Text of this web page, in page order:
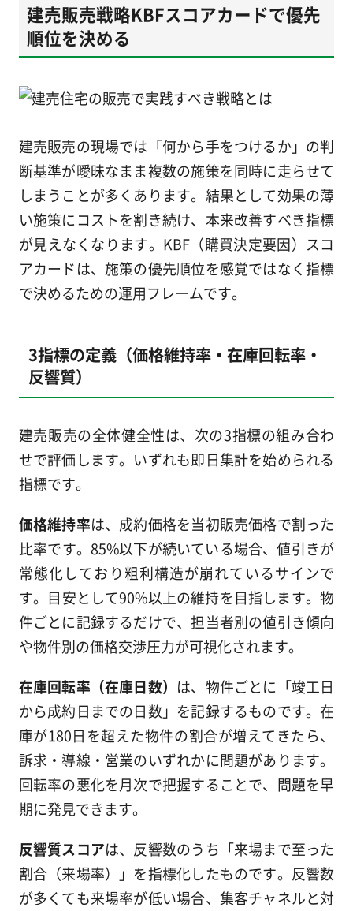
建売販売戦略KBFスコアカードで優先
順位を決める
建売販売の現場では「何から手をつけるか」の判
断基準が曖昧なまま複数の施策を同時に走らせて
しまうことが多くあります。結果として効果の薄
い施策にコストを割き続け、本来改善すべき指標
が見えなくなります。KBF（購買決定要因）スコ
アカードは、施策の優先順位を感覚ではなく指標
で決めるための運用フレームです。
3指標の定義（価格維持率・在庫回転率・
反響質）
建売販売の全体健全性は、次の3指標の組み合わ
せで評価します。いずれも即日集計を始められる
指標です。
価格維持率は、成約価格を当初販売価格で割った
比率です。85%以下が続いている場合、値引きが
常態化しており粗利構造が崩れているサインで
す。目安として90%以上の維持を目指します。物
件ごとに記録するだけで、担当者別の値引き傾向
や物件別の価格交渉圧力が可視化されます。
在庫回転率（在庫日数） は、物件ごとに「竣工日
から成約日までの日数」を記録するものです。在
庫が180日を超えた物件の割合が増えてきたら、
訴求・導線・営業のいずれかに問題があります。
回転率の悪化を月次で把握することで、問題を早
期に発見できます。
反響質スコアは、反響数のうち「来場まで至った
割合（来場率）」を指標化したものです。反響数
が多くても来場率が低い場合、集客チャネルと対